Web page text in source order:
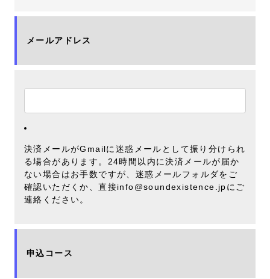
メールアドレス
決済メールがGmailに迷惑メールとして振り分けられ
る場合があります。24時間以内に決済メールが届か
ない場合はお手数ですが、迷惑メールフォルダをご
確認いただくか、直接info@soundexistence.jpにご
連絡ください。
申込コース